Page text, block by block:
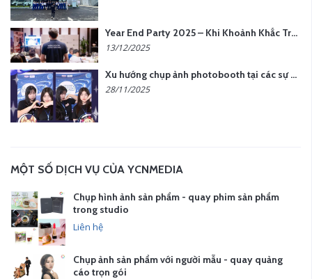
Year End Party 2025 – Khi Khoảnh Khắc Trở Thành Dấu Ấn | Gói Ưu Đãi Tháng 12 Từ YCN Media
13/12/2025
Xu hướng chụp ảnh photobooth tại các sự kiện hiện nay
28/11/2025
MỘT SỐ DỊCH VỤ CỦA YCNMEDIA
Chụp hình ảnh sản phẩm - quay phim sản phẩm
trong studio
Liên hệ
Chụp ảnh sản phẩm với người mẫu - quay quảng
cáo trọn gói